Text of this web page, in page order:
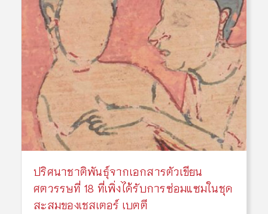
ปริศนาชาติพันธุ์จากเอกสารตัวเขียน
ศตวรรษที่ 18 ที่เพิ่งได้รับการซ่อมแซมในชุด
สะสมของเชสเตอร์ เบตตี